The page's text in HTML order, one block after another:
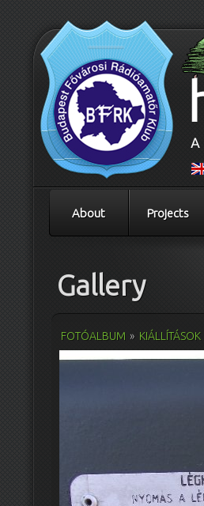
About Projects
Gallery
FOTÓALBUM » KIÁLLÍTÁSOK